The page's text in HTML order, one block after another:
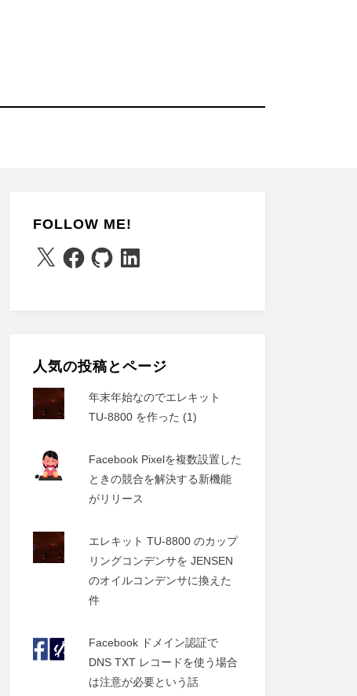
FOLLOW ME!
X Facebook
GitHubLinkedIn
人気の投稿とページ
年末年始なのでエレキット
TU-8800 を作った (1)
Facebook Pixelを複数設置した
ときの競合を解決する新機能
がリリース
エレキット TU-8800 のカップ
リングコンデンサを JENSEN
のオイルコンデンサに換えた
件
Facebook ドメイン認証で
DNS TXT レコードを使う場合
は注意が必要という話